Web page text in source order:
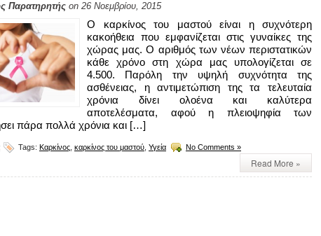
Παρατηρητής on 26 Νοεμβρίου, 2015
Ο καρκίνος του μαστού είναι η συχνότερη
κακοήθεια που εμφανίζεται στις γυναίκες της
χώρας μας. Ο αριθμός των νέων περιστατικών
κάθε χρόνο στη χώρα μας υπολογίζεται σε
4.500. Παρόλη την υψηλή συχνότητα της
ασθένειας, η αντιμετώπιση της τα τελευταία
χρόνια δίνει ολοένα και καλύτερα
αποτελέσματα, αφού η πλειοψηφία των
πάρα πολλά χρόνια και […]
Tags: Καρκίνος καρκίνος του μαστού Υγεία No Comments »
Read More »